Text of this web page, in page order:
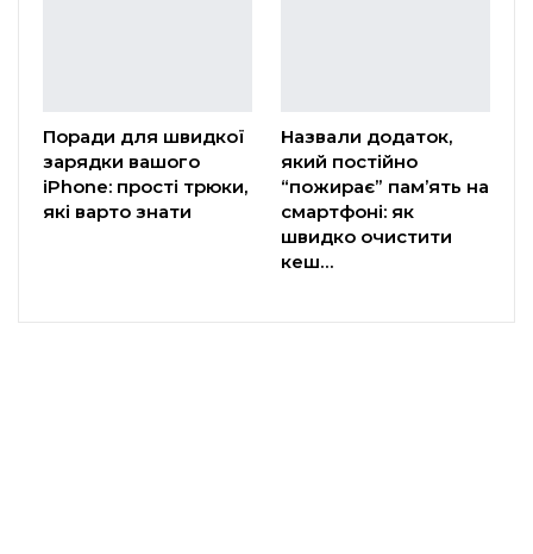
Поради для швидкої
зарядки вашого
iPhone: прості трюки,
які варто знати
Назвали додаток,
який постійно
“пожирає” пам’ять на
смартфоні: як
швидко очистити
кеш…